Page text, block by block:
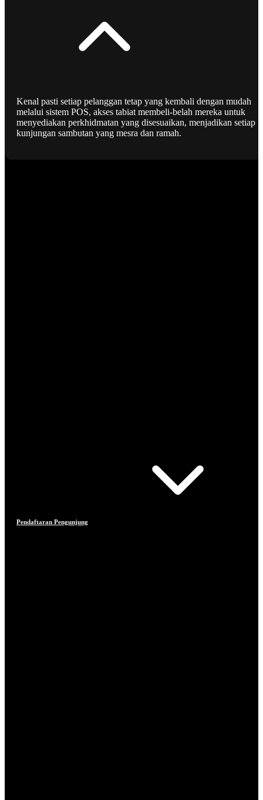
Kenal pasti setiap pelanggan tetap yang kembali dengan mudah
melalui sistem POS, akses tabiat membeli-belah mereka untuk
menyediakan perkhidmatan yang disesuaikan, menjadikan setiap
kunjungan sambutan yang mesra dan ramah.
Pendaftaran Pengunjung